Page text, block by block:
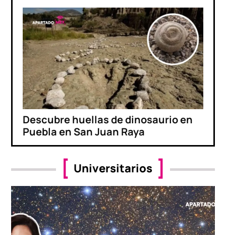
Descubre huellas de dinosaurio en
Puebla en San Juan Raya
Universitarios